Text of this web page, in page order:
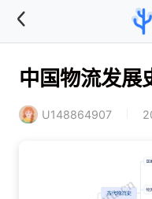
中国物流发展
U148864907